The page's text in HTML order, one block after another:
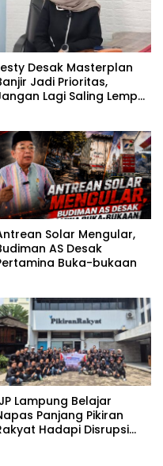
Desak Masterplan
Jadi Prioritas,
Lagi Saling Lempar
Solar Mengular,
AS Desak
Buka-bukaan
Lampung Belajar
Panjang Pikiran
Hadapi Disrupsi